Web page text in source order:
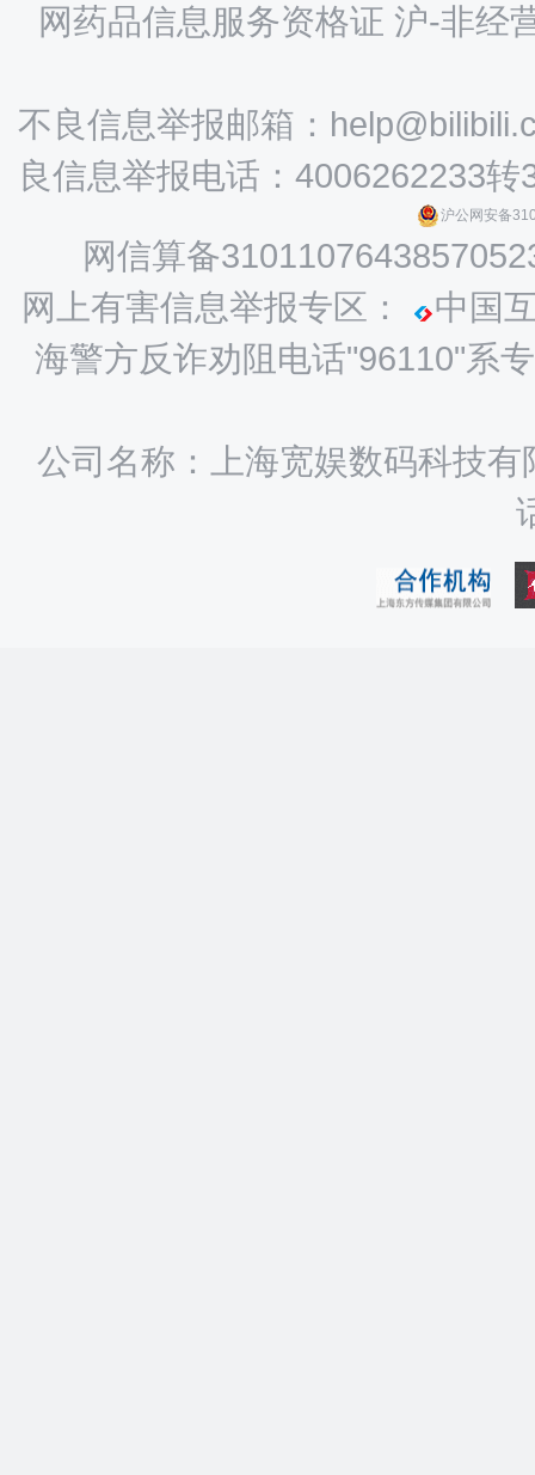
网药品信息服务资格证 沪-非经
不良信息举报邮箱：
良信息举报电话：4006262233转
沪公网安备
网信算备
网上有害信息举报专区：
中国
海警方反诈劝阻电话"96110"系
公司名称：上海宽娱数码科技有